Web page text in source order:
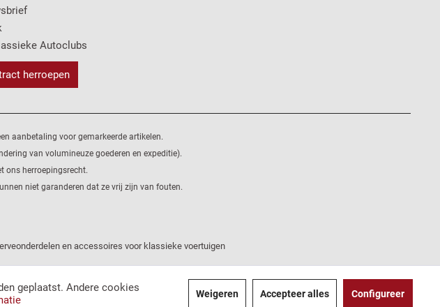
Autoclubs
herroepen
aanbetaling voor gemarkeerde artikelen.
van volumineuze goederen en expeditie).
ons herroepingsrecht.
niet garanderen dat ze vrij zijn van fouten.
en accessoires voor klassieke voertuigen
geplaatst. Andere cookies
Weigeren Accepteer alles Configureer